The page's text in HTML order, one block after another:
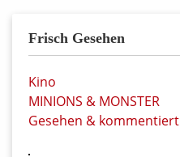
Frisch Gesehen
Kino
MINIONS & MONSTER
Gesehen & kommentiert